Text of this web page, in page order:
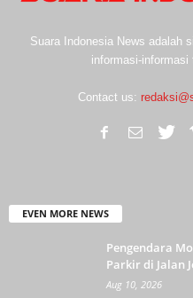
Suara Indonesia News adalah
informasi-
Contact us:
EVEN MORE NEWS
Pengendara
Parkir di Jalan
Aug 10, 2026